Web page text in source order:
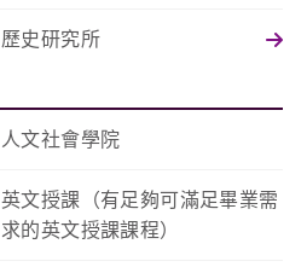
歷史研究所
人文社會學院
英文授課（有足夠可滿足畢業需
求的英文授課課程）